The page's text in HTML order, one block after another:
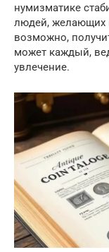
нумизматике
людей, желающих
возможно,
может каждый,
увлечение.